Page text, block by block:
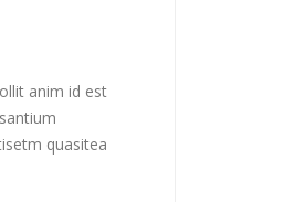
anim id est
quasitea